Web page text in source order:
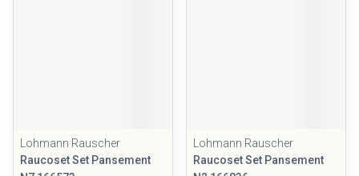
Lohmann Rauscher
Raucoset Set Pansement
Lohmann Rauscher
Raucoset Set Pansement